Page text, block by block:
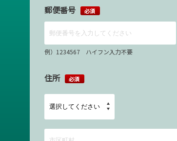
郵便番号 必須
例）1234567 ハイフン入力不要
住所 必須